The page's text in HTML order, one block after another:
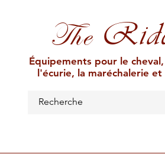
The
Équipements pour le cheval,
l'écurie, la maréchalerie